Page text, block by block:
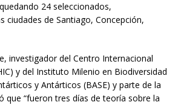
24 seleccionados,
ciudades de Santiago, Concepción,
investigador del Centro Internacional
y del Instituto Milenio en Biodiversidad
y Antárticos (BASE) y parte de la
que “fueron tres días de teoría sobre la